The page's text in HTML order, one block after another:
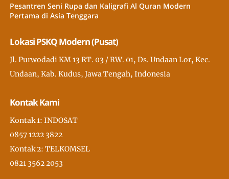
Pesantren Seni Rupa dan Kaligrafi Al Quran Modern
Pertama di Asia Tenggara
Lokasi PSKQ Modern (Pusat)
Jl. Purwodadi KM 13 RT. 03 / RW. 01, Ds. Undaan Lor, Kec.
Undaan, Kab. Kudus, Jawa Tengah, Indonesia
Kontak Kami
Kontak 1: INDOSAT
0857 1222 3822
Kontak 2: TELKOMSEL
0821 3562 2053